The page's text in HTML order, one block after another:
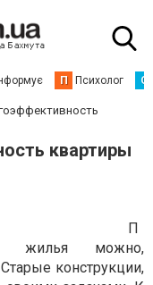
П Психолог С
квартиры
П
жилья можно,
конструкции,